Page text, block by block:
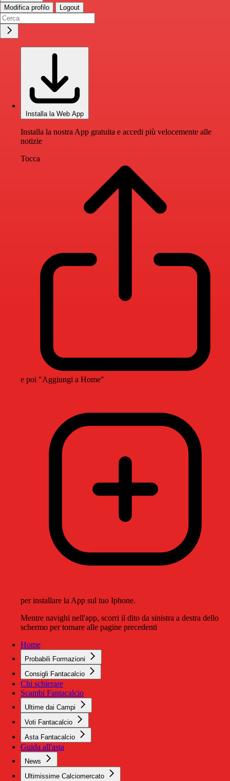
Modifica profilo Logout
Installa la Web App
Installa la nostra App gratuita e accedi più velocemente alle
notizie
Tocca
e poi "Aggiungi a Home"
per installare la App sul tuo Iphone.
Mentre navighi nell'app, scorri il dito da sinistra a destra dello
schermo per tornare alle pagine precedenti
Home
Probabili Formazioni
Consigli Fantacalcio
Chi schierare
Scambi Fantacalcio
Ultime dai Campi
Voti Fantacalcio
Asta Fantacalcio
Guida all'asta
News
Ultimissime Calciomercato